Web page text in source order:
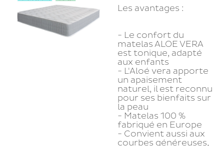
Les avantages :
- Le confort du
matelas ALOE VERA
est tonique, adapté
aux enfants
- L'Aloé vera apporte
un apaisement
naturel, il est reconnu
pour ses bienfaits sur
la peau
- Matelas 100 %
fabriqué en Europe
- Convient aussi aux
courbes généreuses,